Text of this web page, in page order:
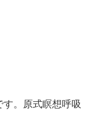
。原式瞑想呼吸